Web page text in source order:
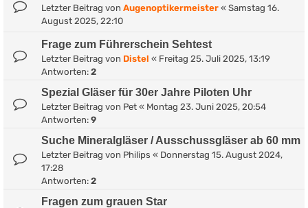
Letzter Beitrag von Augenoptikermeister « Samstag 16.
August 2025, 22:10
Frage zum Führerschein Sehtest
Letzter Beitrag von Distel « Freitag 25. Juli 2025, 13:19
Antworten: 2
Spezial Gläser für 30er Jahre Piloten Uhr
Letzter Beitrag von Pet « Montag 23. Juni 2025, 20:54
Antworten: 9
Suche Mineralgläser / Ausschussgläser ab 60 mm
Letzter Beitrag von Philips « Donnerstag 15. August 2024,
17:28
Antworten: 2
Fragen zum grauen Star